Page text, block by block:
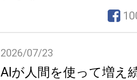
2026/07/23
AIが人間を使って増え